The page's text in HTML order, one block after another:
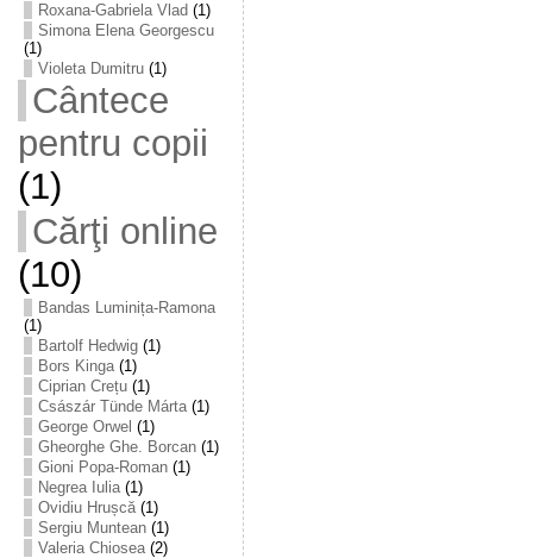
Roxana-Gabriela Vlad (1)
Simona Elena Georgescu
(1)
Violeta Dumitru(1)
Cântece
pentru copii
(1)
Cărţi online
(10)
Bandas Luminița-Ramona
(1)
Bartolf Hedwig(1)
Bors Kinga(1)
Ciprian Crețu(1)
Császár Tünde Márta(1)
George Orwel (1)
Gheorghe Ghe. Borcan(1)
Gioni Popa-Roman(1)
Negrea Iulia(1)
Ovidiu Hrușcă(1)
Sergiu Muntean(1)
Valeria Chiosea(2)